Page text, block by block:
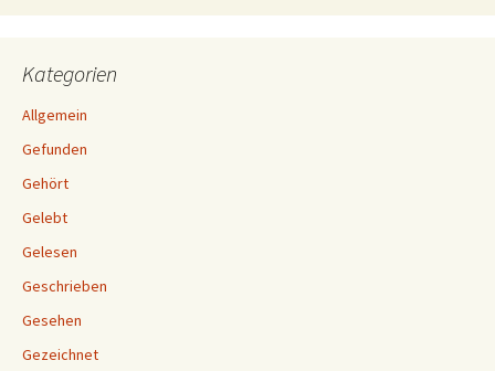
Kategorien
Allgemein
Gefunden
Gehört
Gelebt
Gelesen
Geschrieben
Gesehen
Gezeichnet